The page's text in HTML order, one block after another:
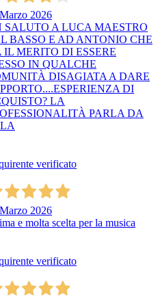
2026
SALUTO A LUCA MAESTRO
BASSO E AD ANTONIO CHE
IL MERITO DI ESSERE
IN QUALCHE
DISAGIATA A DARE
DI
LA
PARLA DA
verificato
2026
e molta scelta per la musica
verificato